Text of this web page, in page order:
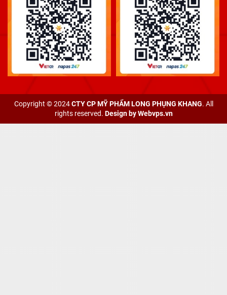
Copyright © 2024CTY CP MỸ PHẨM LONG PHỤNG KHANG. All
rights reserved. Design byWebvps.vn